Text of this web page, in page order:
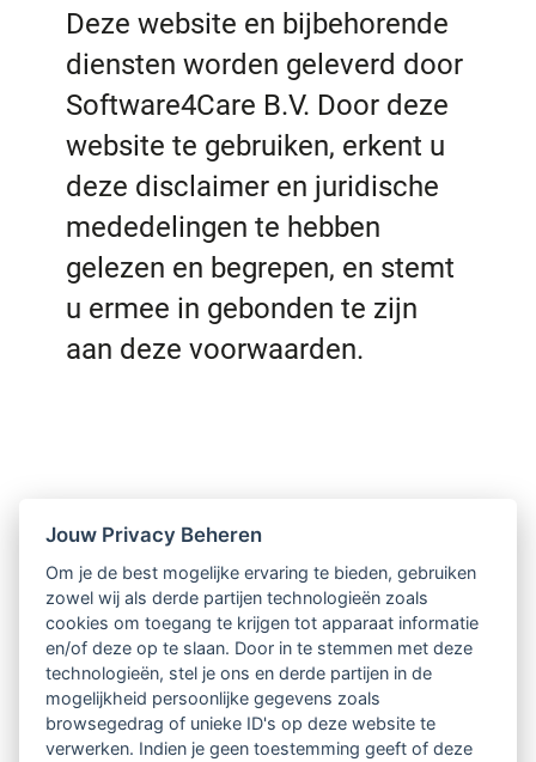
Deze website en bijbehorende
diensten worden geleverd door
Software4Care B.V. Door deze
website te gebruiken, erkent u
deze disclaimer en juridische
mededelingen te hebben
gelezen en begrepen, en stemt
u ermee in gebonden te zijn
aan deze voorwaarden.
Jouw Privacy Beheren
Om je de best mogelijke ervaring te bieden, gebruiken
zowel wij als derde partijen technologieën zoals
cookies om toegang te krijgen tot apparaat informatie
en/of deze op te slaan. Door in te stemmen met deze
technologieën, stel je ons en derde partijen in de
mogelijkheid persoonlijke gegevens zoals
browsegedrag of unieke ID's op deze website te
verwerken. Indien je geen toestemming geeft of deze